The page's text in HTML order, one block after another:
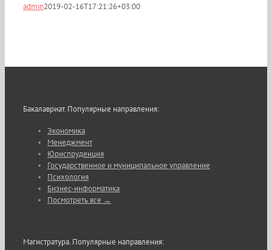
admin2019-02-16T17:21:26+03:00
Бакалавриат. Популярные направления:
Экономика
Менеджмент
Юриспруденция
Государственное и муниципальное управление
Психология
Бизнес-информатика
Посмотреть все →
Магистратура. Популярные направления: